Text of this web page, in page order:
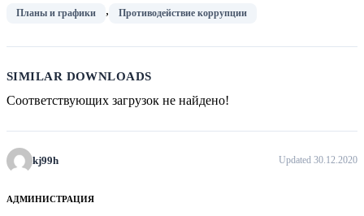
Планы и графики , Противодействие коррупции
SIMILAR DOWNLOADS
Соответствующих загрузок не найдено!
kj99h Updated 30.12.2020
АДМИНИСТРАЦИЯ